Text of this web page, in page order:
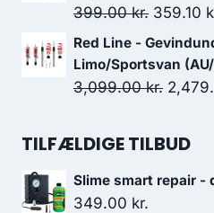
var:
799.00
399.00kr. Den
pris
var:
359.10
Red Line -
Limo/Sportsvan
3,099.00kr. Den
pris
TILFÆLDIGE TILBUD
Slime smart repair
349.00 kr.